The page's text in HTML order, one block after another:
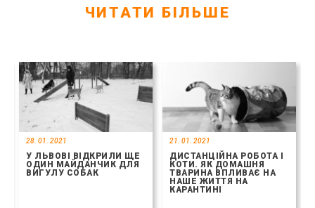
ЧИТАТИ БІЛЬШЕ
28. 01. 2021
У ЛЬВОВІ ВІДКРИЛИ ЩЕ
ОДИН МАЙДАНЧИК ДЛЯ
ВИГУЛУ СОБАК
21. 01. 2021
ДИСТАНЦІЙНА РОБОТА І
КОТИ. ЯК ДОМАШНЯ
ТВАРИНА ВПЛИВАЄ НА
НАШЕ ЖИТТЯ НА
КАРАНТИНІ